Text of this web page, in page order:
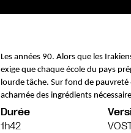
Les années 90. Alors que les
exige que chaque école du pays
lourde tâche. Sur fond de pauvreté
acharnée des ingrédients
Durée
1h42